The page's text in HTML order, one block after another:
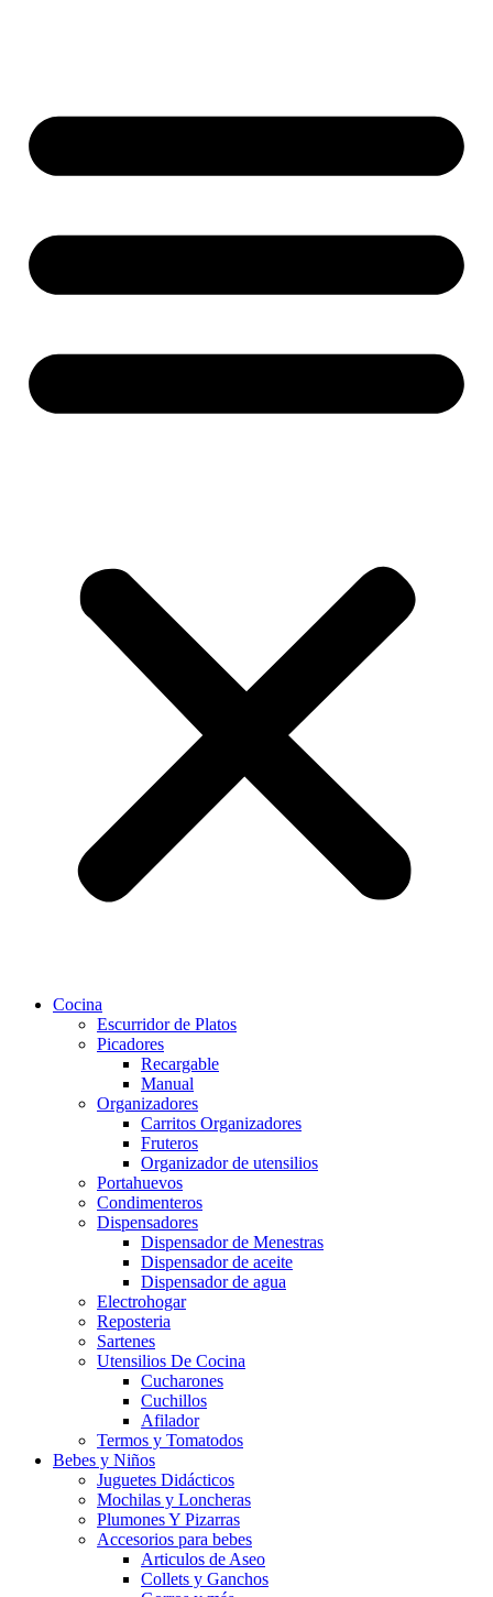
Cocina
Escurridor de Platos
Picadores
Recargable
Manual
Organizadores
Carritos Organizadores
Fruteros
Organizador de utensilios
Portahuevos
Condimenteros
Dispensadores
Dispensador de Menestras
Dispensador de aceite
Dispensador de agua
Electrohogar
Reposteria
Sartenes
Utensilios De Cocina
Cucharones
Cuchillos
Afilador
Termos y Tomatodos
Bebes y Niños
Juguetes Didácticos
Mochilas y Loncheras
Plumones Y Pizarras
Accesorios para bebes
Articulos de Aseo
Collets y Ganchos